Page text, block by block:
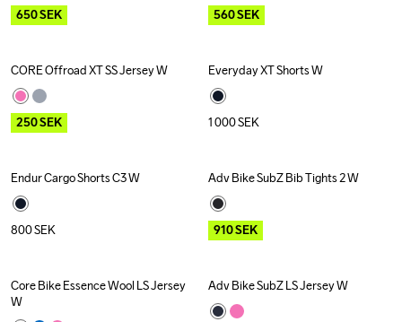
650SEK 560SEK
Outlet
CORE Offroad XT SS Jersey W
250SEK
Everyday XT Shorts W
1 000SEK
Endur Cargo Shorts C3 W
800SEK
Outlet
Adv Bike SubZ Bib Tights 2 W
910SEK
Outlet
Core Bike Essence Wool LS Jersey
W
Outlet
Adv Bike SubZ LS Jersey W